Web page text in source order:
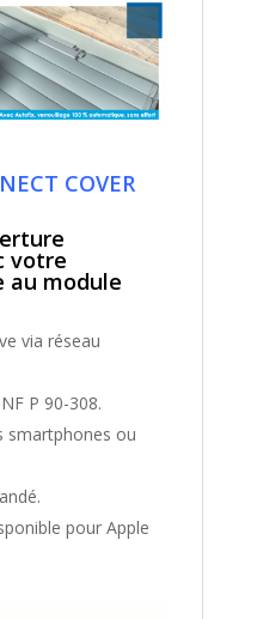
COVER
votre
au module
via réseau
P 90-308.
smartphones ou
pour Apple